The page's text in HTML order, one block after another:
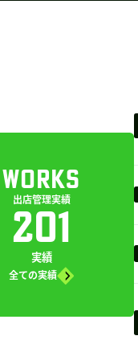
WORKS
出店管理実績
201
実績
全ての実績